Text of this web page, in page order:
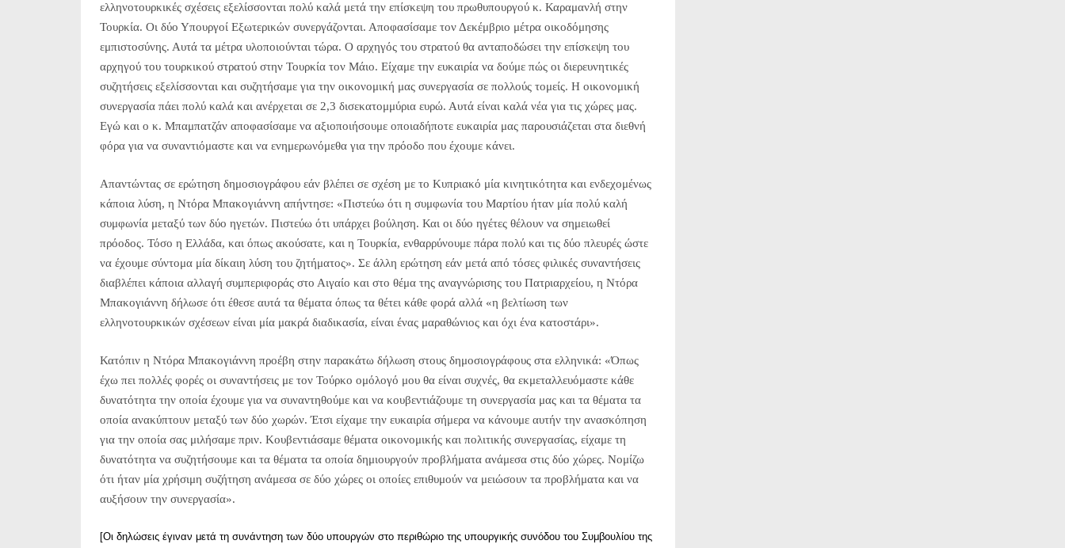
ελληνοτουρκικές σχέσεις εξελίσσονται πολύ καλά μετά την επίσκεψη του πρωθυπουργού κ. Καραμανλή στην
Τουρκία. Οι δύο Υπουργοί Εξωτερικών συνεργάζονται. Αποφασίσαμε τον Δεκέμβριο μέτρα οικοδόμησης
εμπιστοσύνης. Αυτά τα μέτρα υλοποιούνται τώρα. Ο αρχηγός του στρατού θα ανταποδώσει την επίσκεψη του
αρχηγού του τουρκικού στρατού στην Τουρκία τον Μάιο. Είχαμε την ευκαιρία να δούμε πώς οι διερευνητικές
συζητήσεις εξελίσσονται και συζητήσαμε για την οικονομική μας συνεργασία σε πολλούς τομείς. Η οικονομική
συνεργασία πάει πολύ καλά και ανέρχεται σε 2,3 δισεκατομμύρια ευρώ. Αυτά είναι καλά νέα για τις χώρες μας.
Εγώ και ο κ. Μπαμπατζάν αποφασίσαμε να αξιοποιήσουμε οποιαδήποτε ευκαιρία μας παρουσιάζεται στα διεθνή
φόρα για να συναντιόμαστε και να ενημερωνόμεθα για την πρόοδο που έχουμε κάνει.
Απαντώντας σε ερώτηση δημοσιογράφου εάν βλέπει σε σχέση με το Κυπριακό μία κινητικότητα και ενδεχομένως
κάποια λύση, η Ντόρα Μπακογιάννη απήντησε: «Πιστεύω ότι η συμφωνία του Μαρτίου ήταν μία πολύ καλή
συμφωνία μεταξύ των δύο ηγετών. Πιστεύω ότι υπάρχει βούληση. Και οι δύο ηγέτες θέλουν να σημειωθεί
πρόοδος. Τόσο η Ελλάδα, και όπως ακούσατε, και η Τουρκία, ενθαρρύνουμε πάρα πολύ και τις δύο πλευρές ώστε
να έχουμε σύντομα μία δίκαιη λύση του ζητήματος». Σε άλλη ερώτηση εάν μετά από τόσες φιλικές συναντήσεις
διαβλέπει κάποια αλλαγή συμπεριφοράς στο Αιγαίο και στο θέμα της αναγνώρισης του Πατριαρχείου, η Ντόρα
Μπακογιάννη δήλωσε ότι έθεσε αυτά τα θέματα όπως τα θέτει κάθε φορά αλλά «η βελτίωση των
ελληνοτουρκικών σχέσεων είναι μία μακρά διαδικασία, είναι ένας μαραθώνιος και όχι ένα κατοστάρι».
Κατόπιν η Ντόρα Μπακογιάννη προέβη στην παρακάτω δήλωση στους δημοσιογράφους στα ελληνικά: «Όπως
έχω πει πολλές φορές οι συναντήσεις με τον Τούρκο ομόλογό μου θα είναι συχνές, θα εκμεταλλευόμαστε κάθε
δυνατότητα την οποία έχουμε για να συναντηθούμε και να κουβεντιάζουμε τη συνεργασία μας και τα θέματα τα
οποία ανακύπτουν μεταξύ των δύο χωρών. Έτσι είχαμε την ευκαιρία σήμερα να κάνουμε αυτήν την ανασκόπηση
για την οποία σας μιλήσαμε πριν. Κουβεντιάσαμε θέματα οικονομικής και πολιτικής συνεργασίας, είχαμε τη
δυνατότητα να συζητήσουμε και τα θέματα τα οποία δημιουργούν προβλήματα ανάμεσα στις δύο χώρες. Νομίζω
ότι ήταν μία χρήσιμη συζήτηση ανάμεσα σε δύο χώρες οι οποίες επιθυμούν να μειώσουν τα προβλήματα και να
αυξήσουν την συνεργασία».
[Οι δηλώσεις έγιναν μετά τη συνάντηση των δύο υπουργών στο περιθώριο της υπουργικής συνόδου του Συμβουλίου της